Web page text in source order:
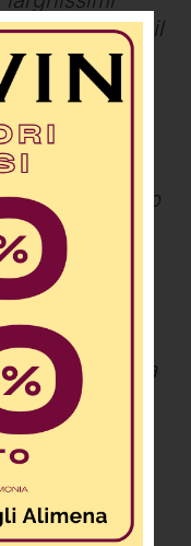
cast è ancora il
“Il cast è
anche con
li
di averli
Altri non li
livello e scelto
ha fatto
di
abbiamo
un buon
anche
il cast, Laura
Ianieri
e
lirico
Costa